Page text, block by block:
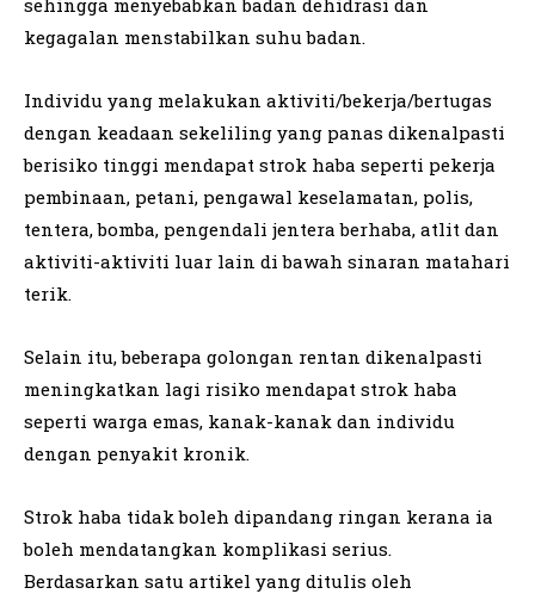
sehingga menyebabkan badan dehidrasi dan
kegagalan menstabilkan suhu badan.
Individu yang melakukan aktiviti/bekerja/bertugas
dengan keadaan sekeliling yang panas dikenalpasti
berisiko tinggi mendapat strok haba seperti pekerja
pembinaan, petani, pengawal keselamatan, polis,
tentera, bomba, pengendali jentera berhaba, atlit dan
aktiviti-aktiviti luar lain di bawah sinaran matahari
terik.
Selain itu, beberapa golongan rentan dikenalpasti
meningkatkan lagi risiko mendapat strok haba
seperti warga emas, kanak-kanak dan individu
dengan penyakit kronik.
Strok haba tidak boleh dipandang ringan kerana ia
boleh mendatangkan komplikasi serius.
Berdasarkan satu artikel yang ditulis oleh